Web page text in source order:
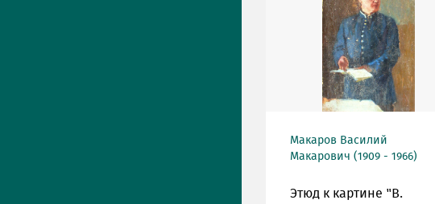
Макаров Василий
Макарович (1909 - 1966)
Этюд к картине "В.